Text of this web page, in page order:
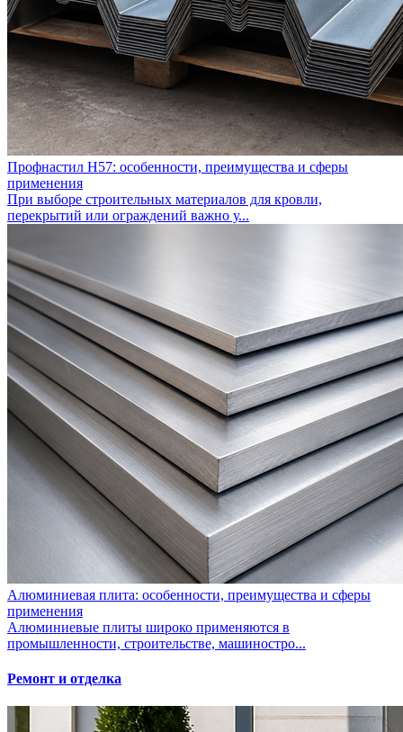
Профнастил Н57: особенности, преимущества и сферы
применения
При выборе строительных материалов для кровли,
перекрытий или ограждений важно у...
Алюминиевая плита: особенности, преимущества и сферы
применения
Алюминиевые плиты широко применяются в
промышленности, строительстве, машиностро...
Ремонт и отделка